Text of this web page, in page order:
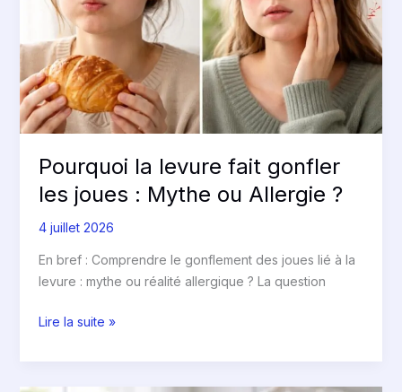
Pourquoi la levure fait gonfler
les joues : Mythe ou Allergie ?
4 juillet 2026
En bref : Comprendre le gonflement des joues lié à la
levure : mythe ou réalité allergique ? La question
les
joues
:
Mythe
ou
Allergie
?
Lire la suite »